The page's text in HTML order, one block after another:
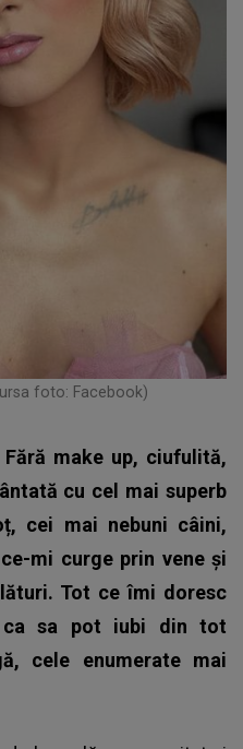
foto: Facebook)
make up, ciufulită,
cu cel mai superb
cei mai nebuni câini,
mi curge prin vene și
Tot ce îmi doresc
ca sa pot iubi din tot
cele enumerate mai